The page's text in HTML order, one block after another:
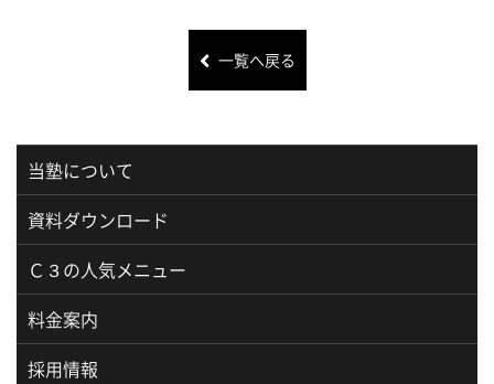
一覧へ戻る
当塾について
資料ダウンロード
Ｃ３の人気メニュー
料金案内
採用情報